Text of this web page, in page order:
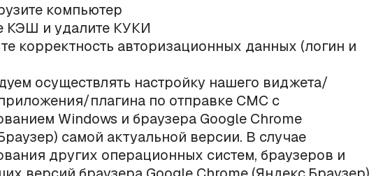
компьютер
КЭШ и удалите КУКИ
корректность авторизационных данных (логин и
осуществлять настройку нашего виджета/
плагина по отправке СМС с
Windows и браузера Google Chrome
самой актуальной версии. В случае
других операционных систем, браузеров и